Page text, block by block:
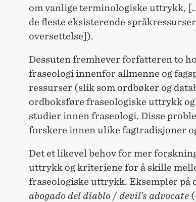
om vanlige terminologiske uttrykk,
de fleste eksisterende
oversettelse]).
Dessuten fremhever forfatteren to
fraseologi innenfor allmenne og
ressurser (slik som ordbøker og
ordboksføre fraseologiske uttrykk
studier innen fraseologi. Disse
forskere innen ulike fagtradisjoner
Det et likevel behov for mer
uttrykk og kriteriene for å skille
fraseologiske uttrykk. Eksempler på
abogado del diablo / devil’s advocate